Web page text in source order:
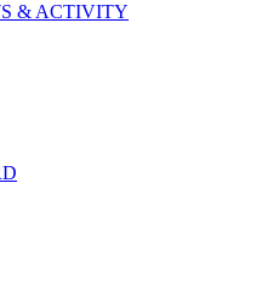
& ACTIVITY